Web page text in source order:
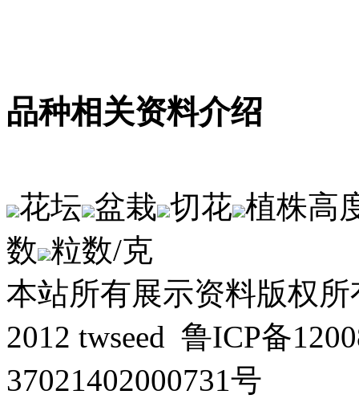
品种相关资料介绍
花坛 盆栽 切花 植株高
数 粒数/克
本站所有展示资料版权
2012 twseed 鲁ICP备
37021402000731号